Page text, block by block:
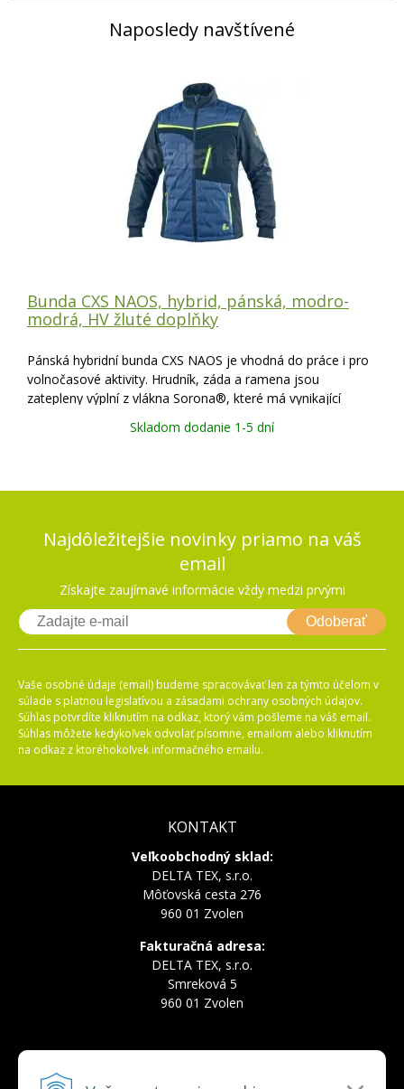
Naposledy navštívené
Bunda CXS NAOS, hybrid, pánská, modro-
modrá, HV žluté doplňky
Pánská hybridní bunda CXS NAOS je vhodná do práce i pro
volnočasové aktivity. Hrudník, záda a ramena jsou
zatepleny výplní z vlákna Sorona®, které má vynikající
úpletu neomezují v pohybu a z
Skladom dodanie 1-5 dní
Najdôležitejšie novinky priamo na váš
email
Získajte zaujímavé informácie vždy medzi prvými
Odoberať
Vaše osobné údaje (email) budeme spracovávať len za týmto účelom v
súlade s platnou legislatívou a zásadami ochrany osobných údajov.
Súhlas potvrdíte kliknutím na odkaz, ktorý vám pošleme na váš email.
Súhlas môžete kedykoľvek odvolať písomne, emailom alebo kliknutím
na odkaz z ktoréhokoľvek informačného emailu.
KONTAKT
Veľkoobchodný sklad:
DELTA TEX, s.r.o.
Môťovská cesta 276
960 01 Zvolen
Fakturačná adresa:
DELTA TEX, s.r.o.
Smreková 5
960 01 Zvolen